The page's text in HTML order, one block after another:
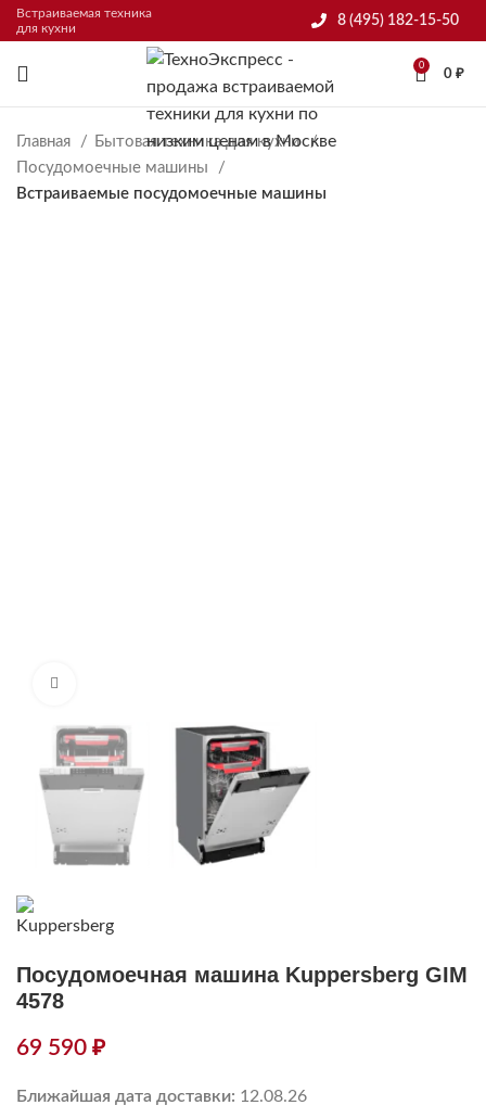
Встраиваемая техника
для кухни
8 (495) 182-15-50
0
0 ₽
Главная
Бытовая техника для кухни
Посудомоечные машины
Встраиваемые посудомоечные машины
Посудомоечная машина Kuppersberg GIM
4578
69 590 ₽
Ближайшая дата доставки: 12.08.26